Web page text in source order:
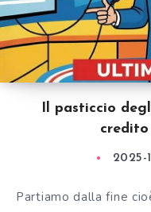
Il pasticcio
2025-
Partiamo dalla fine